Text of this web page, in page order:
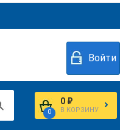
Войти
0
0 ₽
В КОРЗИНУ